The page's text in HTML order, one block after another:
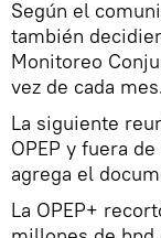
Según el
también
Monitoreo
vez de cada
La siguiente
OPEP y fuera
agrega el
La OPEP+